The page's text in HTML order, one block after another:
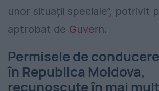
unor situații speciale”, potrivit
aptrobat de Guvern.
Permisele de
în Republica Moldova,
recunoscute în mai